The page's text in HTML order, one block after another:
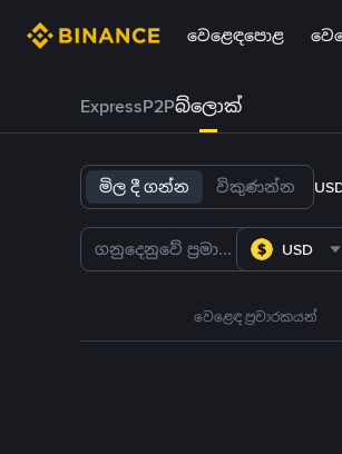
වෙළෙඳපොළ
ExpressP2Pබ්ලොක්
මිල දී ගන්න විකුණන්න
USD
වෙළෙඳ ප්‍රචාරකයන්